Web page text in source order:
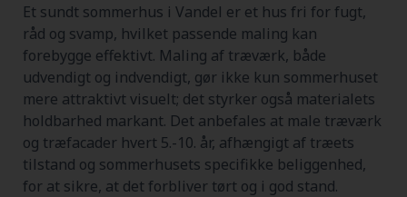
Et sundt sommerhus i Vandel er et hus fri for fugt,
råd og svamp, hvilket passende maling kan
forebygge effektivt. Maling af træværk, både
udvendigt og indvendigt, gør ikke kun sommerhuset
mere attraktivt visuelt; det styrker også materialets
holdbarhed markant. Det anbefales at male træværk
og træfacader hvert 5.-10. år, afhængigt af træets
tilstand og sommerhusets specifikke beliggenhed,
for at sikre, at det forbliver tørt og i god stand.